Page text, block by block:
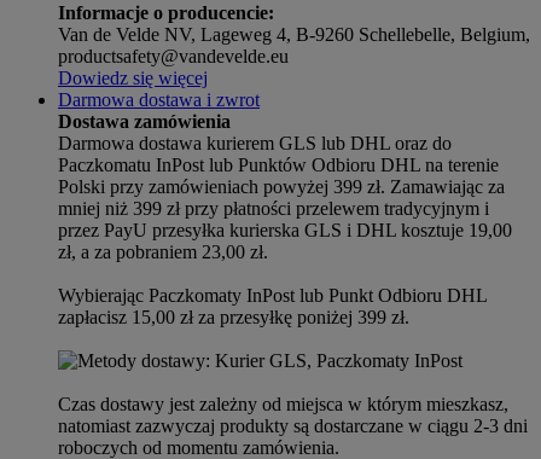
Informacje o producencie:
Van de Velde NV, Lageweg 4, B-9260 Schellebelle, Belgium,
productsafety@vandevelde.eu
Dowiedz się więcej
Darmowa dostawa i zwrot
Dostawa zamówienia
Darmowa dostawa kurierem GLS lub DHL oraz do
Paczkomatu InPost lub Punktów Odbioru DHL na terenie
Polski przy zamówieniach powyżej 399 zł. Zamawiając za
mniej niż 399 zł przy płatności przelewem tradycyjnym i
przez PayU przesyłka kurierska GLS i DHL kosztuje 19,00
zł, a za pobraniem 23,00 zł.
Wybierając Paczkomaty InPost lub Punkt Odbioru DHL
zapłacisz 15,00 zł za przesyłkę poniżej 399 zł.
Czas dostawy jest zależny od miejsca w którym mieszkasz,
natomiast zazwyczaj produkty są dostarczane w ciągu 2-3 dni
roboczych od momentu zamówienia.